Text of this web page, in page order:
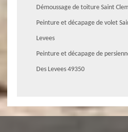
Démoussage de toiture Saint
Peinture et décapage de volet
Levees
Peinture et décapage de
Des Levees 49350